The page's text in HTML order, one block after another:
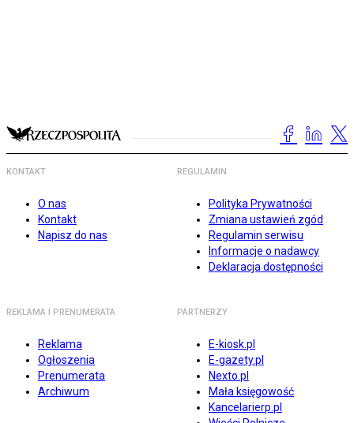
KONTAKT
O nas
Kontakt
Napisz do nas
REGULAMIN
Polityka Prywatności
Zmiana ustawień zgód
Regulamin serwisu
Informacje o nadawcy
Deklaracja dostępności
REKLAMA I PRENUMERATA
Reklama
Ogłoszenia
Prenumerata
Archiwum
PARTNERZY
E-kiosk.pl
E-gazety.pl
Nexto.pl
Mała księgowość
Kancelarierp.pl